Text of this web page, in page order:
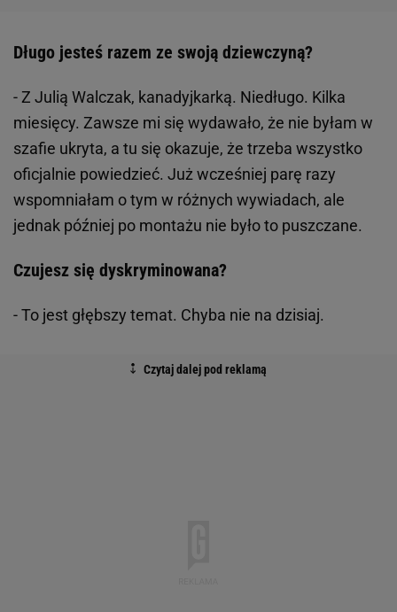
Długo jesteś razem ze swoją dziewczyną?
- Z Julią Walczak, kanadyjkarką. Niedługo. Kilka
miesięcy. Zawsze mi się wydawało, że nie byłam w
szafie ukryta, a tu się okazuje, że trzeba wszystko
oficjalnie powiedzieć. Już wcześniej parę razy
wspomniałam o tym w różnych wywiadach, ale
jednak później po montażu nie było to puszczane.
Czujesz się dyskryminowana?
- To jest głębszy temat. Chyba nie na dzisiaj.